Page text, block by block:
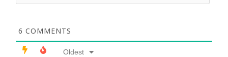
6 COMMENTS
Oldest